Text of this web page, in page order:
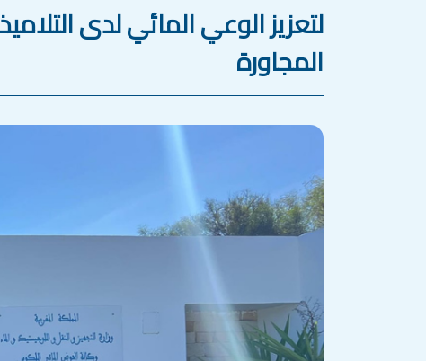
لتعزيز الوعي المائي لدى
المجاورة